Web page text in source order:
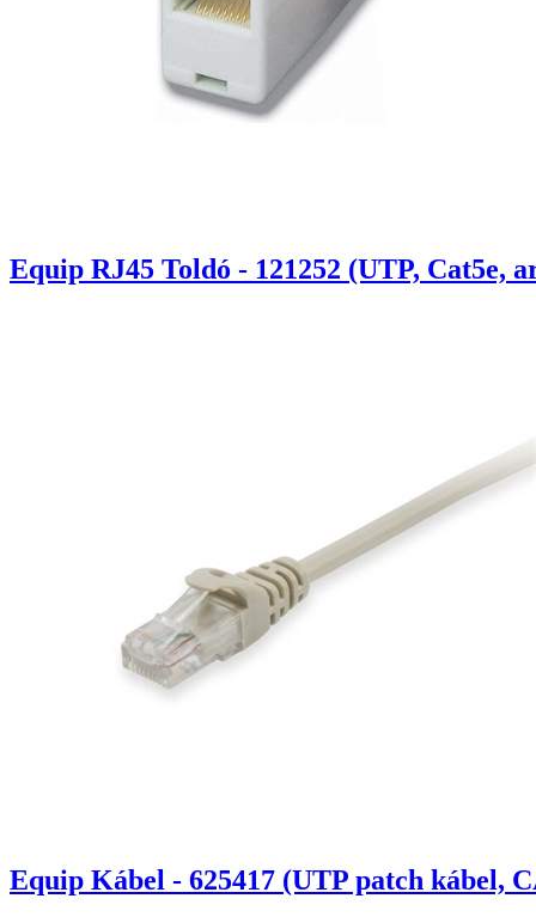
Equip RJ45 Toldó - 121252 (UTP, Cat5e,
Equip Kábel - 625417 (UTP patch kábel,